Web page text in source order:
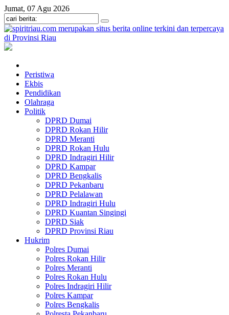
Jumat, 07 Agu 2026
Peristiwa
Ekbis
Pendidikan
Olahraga
Politik
DPRD Dumai
DPRD Rokan Hilir
DPRD Meranti
DPRD Rokan Hulu
DPRD Indragiri Hilir
DPRD Kampar
DPRD Bengkalis
DPRD Pekanbaru
DPRD Pelalawan
DPRD Indragiri Hulu
DPRD Kuantan Singingi
DPRD Siak
DPRD Provinsi Riau
Hukrim
Polres Dumai
Polres Rokan Hilir
Polres Meranti
Polres Rokan Hulu
Polres Indragiri Hilir
Polres Kampar
Polres Bengkalis